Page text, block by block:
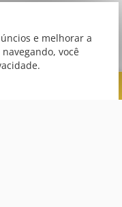
e melhorar a
você